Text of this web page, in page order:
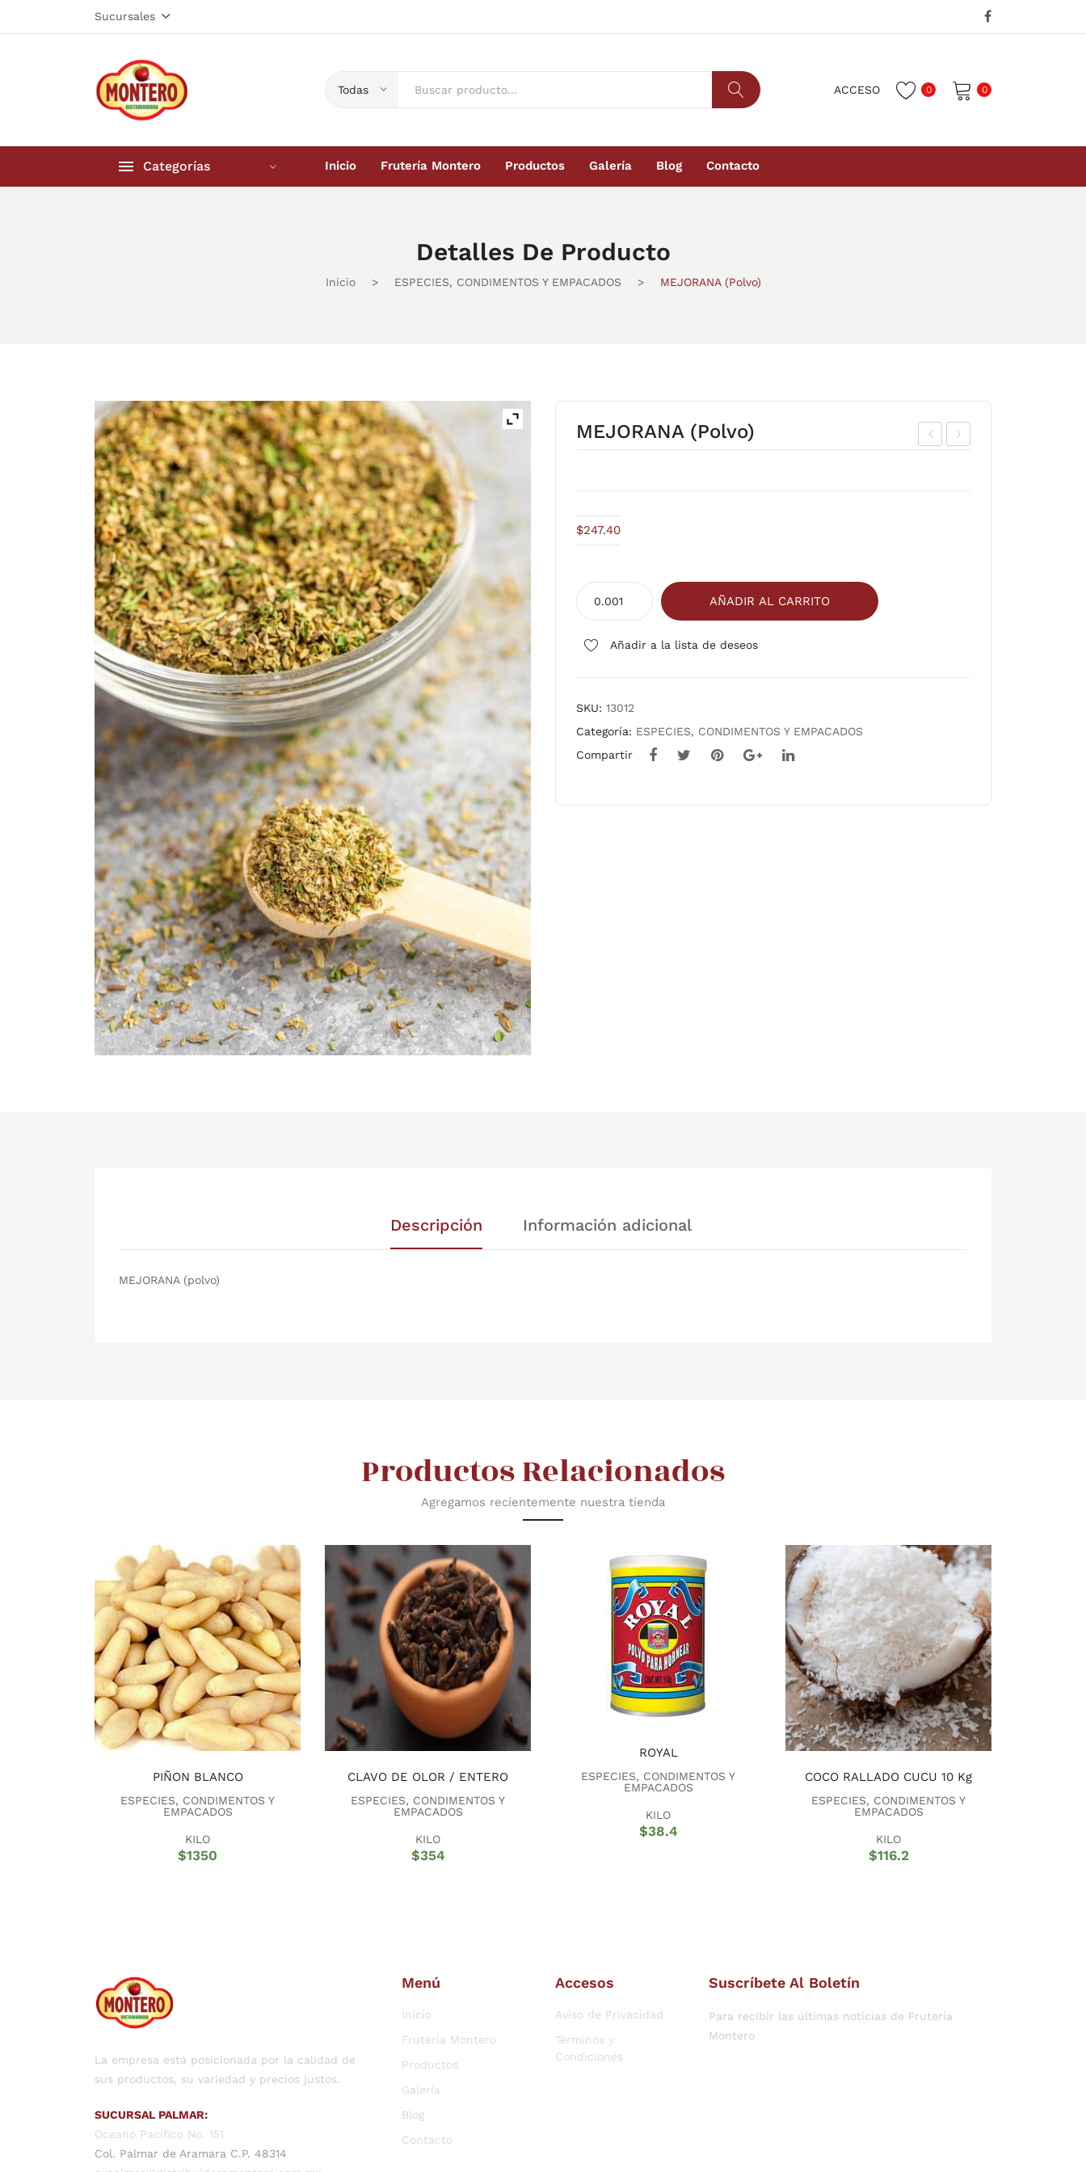
Sucursales
Todas ACCESO 0 0
Categorías Inicio Frutería Montero Productos Galería Blog Contacto
Detalles De Producto
Inicio > ESPECIES, CONDIMENTOS Y EMPACADOS > MEJORANA (polvo)
MEJORANA (polvo)
$247.40
(polvo)
AÑADIR AL CARRITO
Añadir a la lista de deseos
SKU: 13012
Categoría: ESPECIES, CONDIMENTOS Y EMPACADOS
Compartir
Descripción Información adicional
MEJORANA (polvo)
Productos Relacionados
Agregamos recientemente nuestra tienda
PIÑON BLANCO
ESPECIES, CONDIMENTOS Y
EMPACADOS
KILO
$1350
CLAVO DE OLOR / ENTERO
ESPECIES, CONDIMENTOS Y
EMPACADOS
KILO
$354
ROYAL
ESPECIES, CONDIMENTOS Y
EMPACADOS
KILO
$38.4
COCO RALLADO CUCU 10 Kg
ESPECIES, CONDIMENTOS Y
EMPACADOS
KILO
$116.2
La empresa está posicionada por la calidad de
sus productos, su variedad y precios justos.
SUCURSAL PALMAR:
Oceano Pacifico No. 151
Col. Palmar de Aramara C.P. 48314
Menú
Inicio
Frutería Montero
Productos
Galería
Blog
Contacto
Accesos
Aviso de Privacidad
Términos y
Condiciones
Suscríbete Al Boletín
Para recibir las últimas noticias de Frutería
Montero